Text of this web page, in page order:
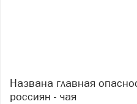
Названа главная опасность любимого напитка
россиян - чая